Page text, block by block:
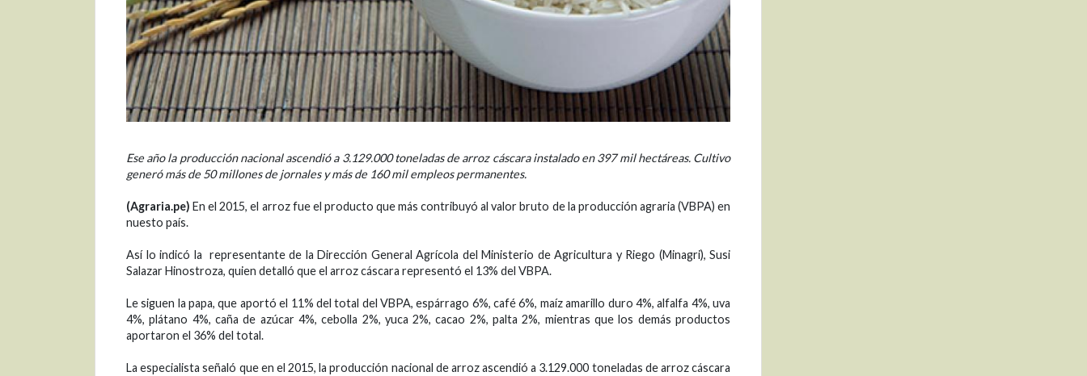
Ese año la producción nacional ascendió a 3.129.000 toneladas de arroz cáscara instalado en 397 mil hectáreas. Cultivo
generó más de 50 millones de jornales y más de 160 mil empleos permanentes.
(Agraria.pe) En el 2015, el arroz fue el producto que más contribuyó al valor bruto de la producción agraria (VBPA) en
nuesto país.
Así lo indicó la representante de la Dirección General Agrícola del Ministerio de Agricultura y Riego (Minagri), Susi
Salazar Hinostroza, quien detalló que el arroz cáscara representó el 13% del VBPA.
Le siguen la papa, que aportó el 11% del total del VBPA, espárrago 6%, café 6%, maíz amarillo duro 4%, alfalfa 4%, uva
4%, plátano 4%, caña de azúcar 4%, cebolla 2%, yuca 2%, cacao 2%, palta 2%, mientras que los demás productos
aportaron el 36% del total.
La especialista señaló que en el 2015, la producción nacional de arroz ascendió a 3.129.000 toneladas de arroz cáscara